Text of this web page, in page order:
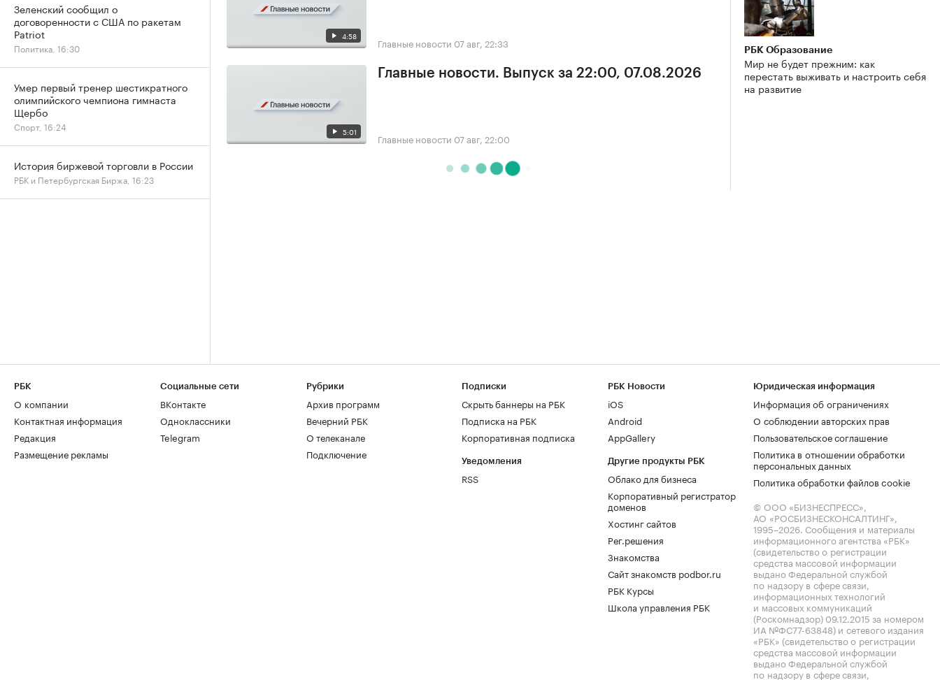
4:58 Главные новости 07 авг, 22:33
5:01
Главные новости. Выпуск за 22:00, 07.08.2026
Главные новости 07 авг, 22:00
РБК Образование
Мир не будет прежним: как
перестать выживать и настроить себя
на развитие
Зеленский сообщил о
договоренности с США по ракетам
Patriot
Политика, 16:30
Умер первый тренер шестикратного
олимпийского чемпиона гимнаста
Щербо
Спорт, 16:24
История биржевой торговли в России
РБК и Петербургская Биржа, 16:23
РБК
О компании
Контактная информация
Редакция
Размещение рекламы
Социальные сети
ВКонтакте
Одноклассники
Telegram
Рубрики
Архив программ
Вечерний РБК
О телеканале
Подключение
Подписки
Скрыть баннеры на РБК
Подписка на РБК
Корпоративная подписка
Уведомления
RSS
РБК Новости
iOS
Android
AppGallery
Другие продукты РБК
Облако для бизнеса
Корпоративный регистратор
доменов
Хостинг сайтов
Рег.решения
Знакомства
Сайт знакомств podbor.ru
РБК Курсы
Школа управления РБК
Юридическая информация
Информация об ограничениях
О соблюдении авторских прав
Пользовательское соглашение
Политика в отношении обработки
персональных данных
Политика обработки файлов cookie
© ООО «БИЗНЕСПРЕСС»,
АО «РОСБИЗНЕСКОНСАЛТИНГ»,
1995–2026. Сообщения и материалы
информационного агентства «РБК»
(свидетельство о регистрации
средства массовой информации
выдано Федеральной службой
по надзору в сфере связи,
информационных технологий
и массовых коммуникаций
(Роскомнадзор) 09.12.2015 за номером
ИА №ФС77-63848) и сетевого издания
«РБК» (свидетельство о регистрации
средства массовой информации
выдано Федеральной службой
по надзору в сфере связи,